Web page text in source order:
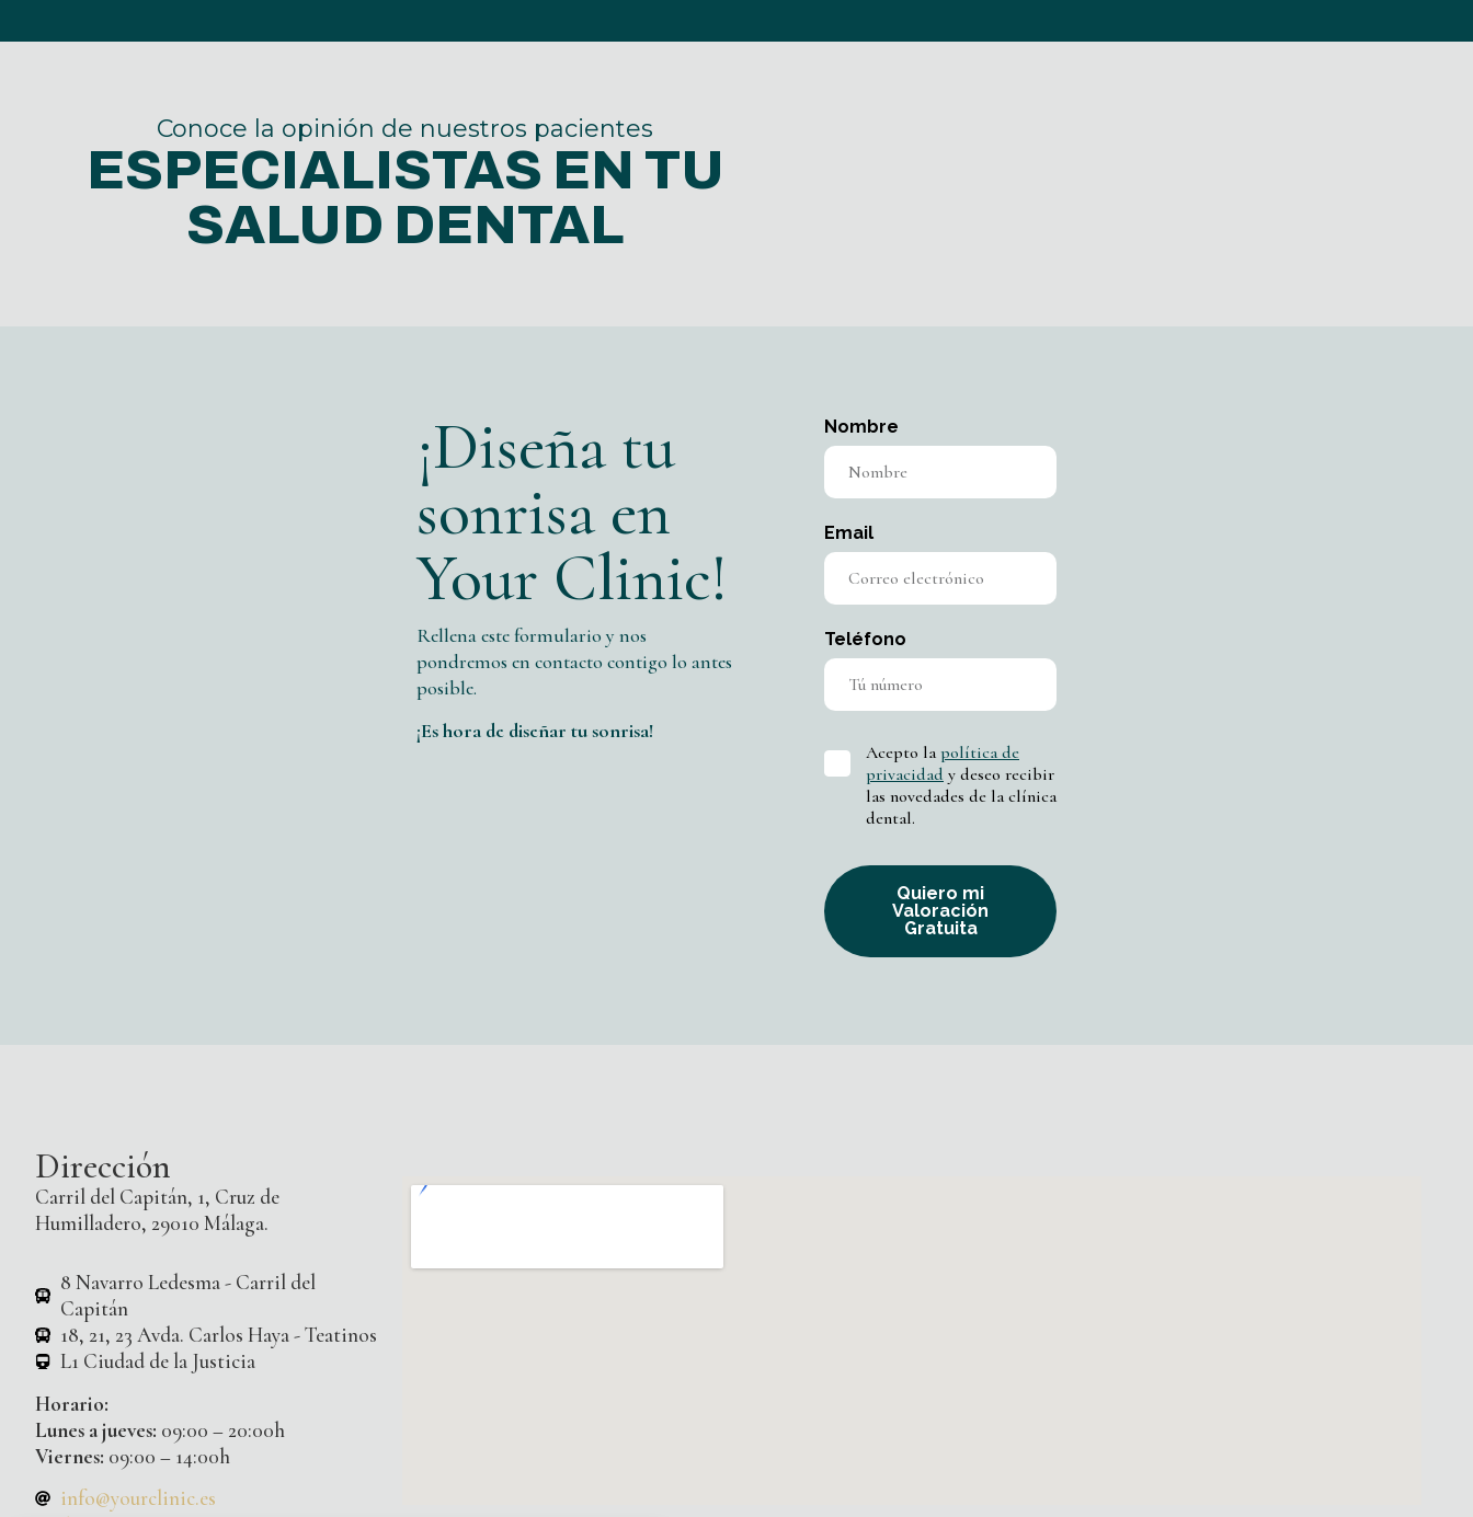
Conoce la opinión de nuestros pacientes
ESPECIALISTAS EN TU
SALUD DENTAL
¡Diseña tu
sonrisa en
Your Clinic!
Rellena este formulario y nos
pondremos en contacto contigo lo antes
posible.
¡Es hora de diseñar tu sonrisa!
Nombre
Email
Teléfono
Acepto la política de
privacidad y deseo recibir
las novedades de la clínica
dental.
Quiero mi
Valoración
Gratuita
Dirección
Carril del Capitán, 1, Cruz de
Humilladero, 29010 Málaga.
8 Navarro Ledesma - Carril del
Capitán
18, 21, 23 Avda. Carlos Haya - Teatinos
L1 Ciudad de la Justicia
Horario:
Lunes a jueves: 09:00 – 20:00h
Viernes: 09:00 – 14:00h
info@yourclinic.es